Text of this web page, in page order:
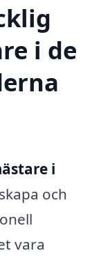
i de
i
och
vara